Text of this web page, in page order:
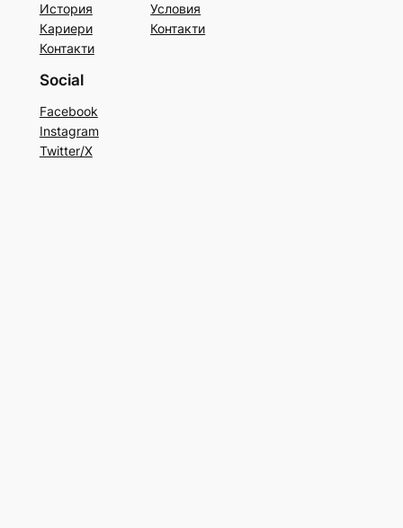
История
Кариери
Контакти
Условия
Контакти
Social
Facebook
Instagram
Twitter/X